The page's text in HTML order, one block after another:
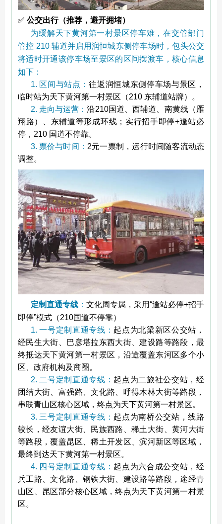
✅ 公交出行（推荐，避开拥堵）
为缓解天下黄河第一村景区停车难，在交管部门
管控 210 辅道并启用润恒城东侧停车场时，包头公交
将适时开通该停车场至景区的区间摆渡车，核心信息
如下：
1. 区间与站点：往返润恒城东侧停车场与景区，
临时站为天下黄河第一村景区（210 东辅道站牌）。
2. 走向与运营：沿210国道、西辅道、南黄线（雁
翔路）、东辅道等形成环线；实行招手即停+逢站必
停，210 国道不停靠。
3. 票价与时间： 2元一票制，运行时间随客流动态
调整。
定制直通专线： 文化周专属，采用“逢站必停+招手
即停”模式（210国道不停靠）
1. 一号定制直通专线： 起点为北梁新区公交站，
经民生大街、巴彦塔拉东西大街、建设路等路段，最
终抵达天下黄河第一村景区，沿途覆盖东河区多个小
区、政府机构及商圈。
2. 二号定制直通专线： 起点为二旅社公交站，经
团结大街、富强路、文化路、呼得木林大街等路段，
串联青山区核心区域，终点为天下黄河第一村景区。
3. 三号定制直通专线： 起点为南桥公交站，线路
较长，经友谊大街、民族西路、稀土大街、黄河大街
等路段，覆盖昆区、稀土开发区、滨河新区等区域，
最终到达天下黄河第一村景区。
4. 四号定制直通专线： 起点为六合成公交站，经
兵工路、文化路、钢铁大街、建设路等路段，途经青
山区、昆区部分核心区域，终点为天下黄河第一村景
区。